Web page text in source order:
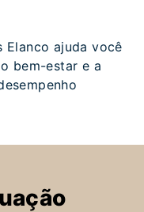
ajuda você
bem-estar e a